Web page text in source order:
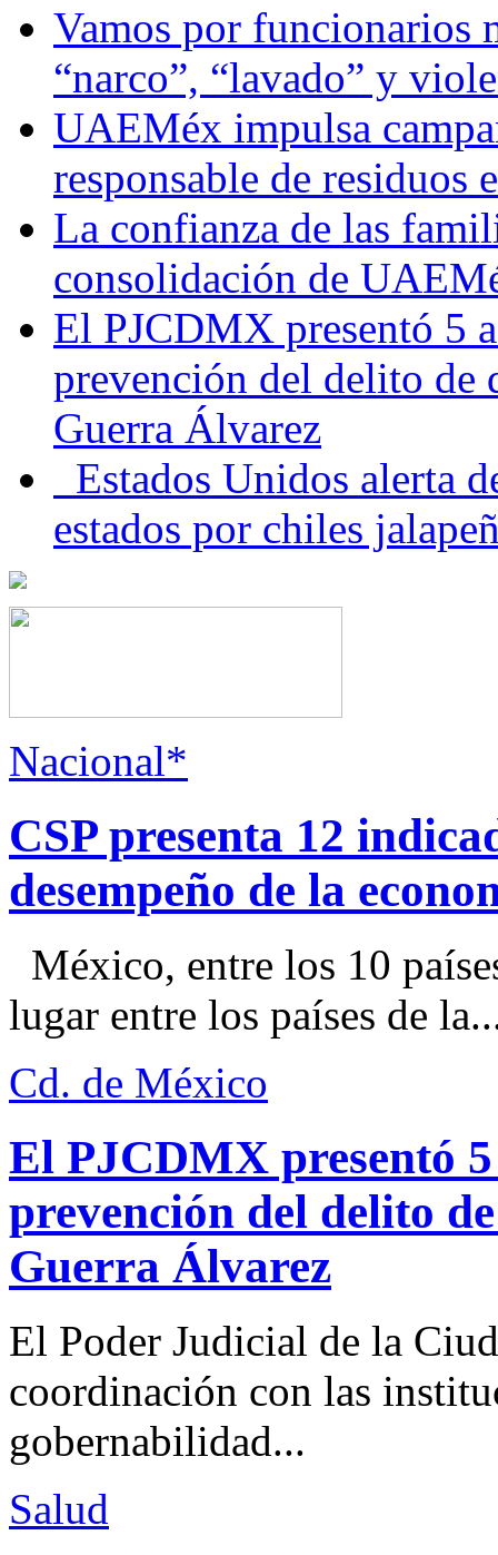
Vamos por funcionarios
“narco”, “lavado” y
UAEMéx impulsa
responsable de residuos
La confianza de las
consolidación de
El PJCDMX presentó 5
prevención del delito de
Guerra Álvarez
Estados Unidos alerta
estados por chiles
Nacional*
CSP presenta 12
desempeño de la
México, entre los 10
lugar entre los países de
Cd. de México
El PJCDMX presentó
prevención del delito
Guerra Álvarez
El Poder Judicial de la
coordinación con las
gobernabilidad...
Salud